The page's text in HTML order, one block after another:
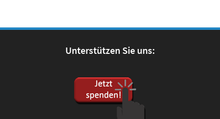
Unterstützen Sie uns: